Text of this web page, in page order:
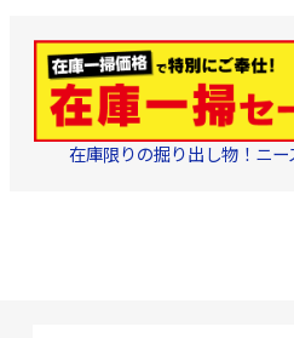
亜鉛メッキ
具は、サビ
久性を実現し
信チャンネ
インピーダ
利得:7.8～
比:9~18dB
在庫限りの掘り出し物！ニー